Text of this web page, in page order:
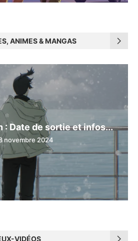
ANIMES & MANGAS
: Date de sortie et infos...
novembre 2024
VIDÉOS